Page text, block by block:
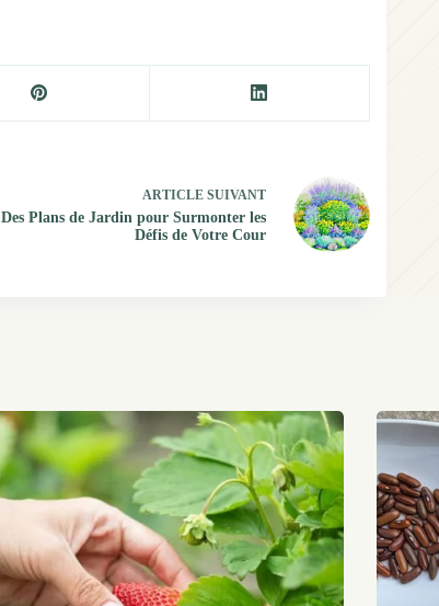
ARTICLESUIVANT
Des Plans de Jardin pour Surmonter les
Défis de Votre Cour